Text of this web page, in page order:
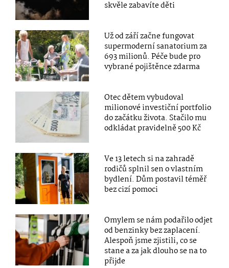
skvěle zabavíte děti
Už od září začne fungovat
supermoderní sanatorium za
693 milionů. Péče bude pro
vybrané pojištěnce zdarma
Otec dětem vybudoval
milionové investiční portfolio
do začátku života. Stačilo mu
odkládat pravidelně 500 Kč
Ve 13 letech si na zahradě
rodičů splnil sen o vlastním
bydlení. Dům postavil téměř
bez cizí pomoci
Omylem se nám podařilo odjet
od benzinky bez zaplacení.
Alespoň jsme zjistili, co se
stane a za jak dlouho se na to
přijde